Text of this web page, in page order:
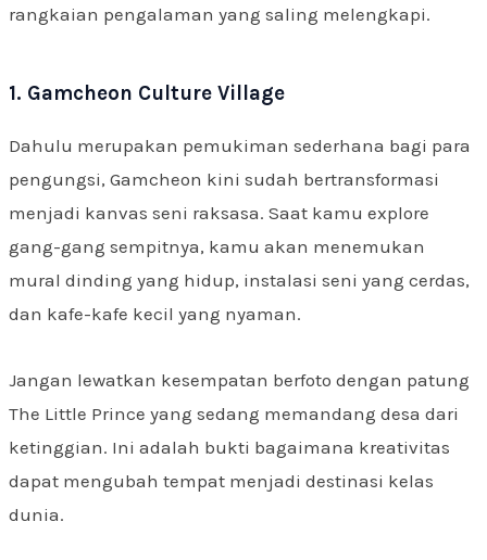
rangkaian pengalaman yang saling melengkapi.
1. Gamcheon Culture Village
Dahulu merupakan pemukiman sederhana bagi para
pengungsi, Gamcheon kini sudah bertransformasi
menjadi kanvas seni raksasa. Saat kamu explore
gang-gang sempitnya, kamu akan menemukan
mural dinding yang hidup, instalasi seni yang cerdas,
dan kafe-kafe kecil yang nyaman.
Jangan lewatkan kesempatan berfoto dengan patung
The Little Prince yang sedang memandang desa dari
ketinggian. Ini adalah bukti bagaimana kreativitas
dapat mengubah tempat menjadi destinasi kelas
dunia.